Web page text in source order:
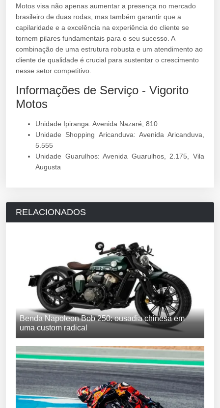
Motos visa não apenas aumentar a presença no mercado
brasileiro de duas rodas, mas também garantir que a
capilaridade e a excelência na experiência do cliente se
tornem pilares fundamentais para o seu sucesso. A
combinação de uma estrutura robusta e um atendimento ao
cliente de qualidade é crucial para sustentar o crescimento
nesse setor competitivo.
Informações de Serviço - Vigorito
Motos
Unidade Ipiranga: Avenida Nazaré, 810
Unidade Shopping Aricanduva: Avenida Aricanduva,
5.555
Unidade Guarulhos: Avenida Guarulhos, 2.175, Vila
Augusta
RELACIONADOS
Benda Napoleon Bob 250: ousadia chinesa em
uma custom radical